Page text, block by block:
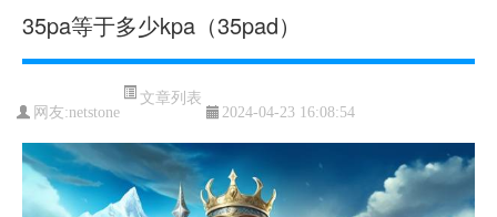
35pa等于多少kpa（35pad）
网友:netstone
文章列表
2024-04-23 16:08:54